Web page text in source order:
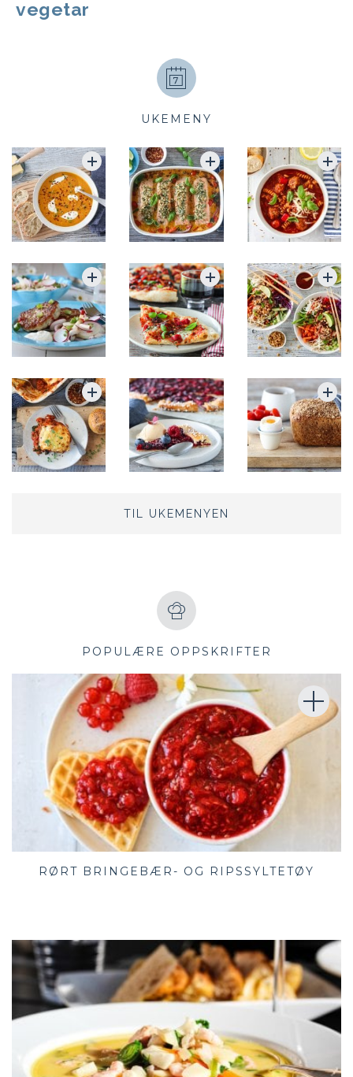
vegetar
UKEMENY
TIL UKEMENYEN
POPULÆRE OPPSKRIFTER
RØRT BRINGEBÆR- OG RIPSSYLTETØY